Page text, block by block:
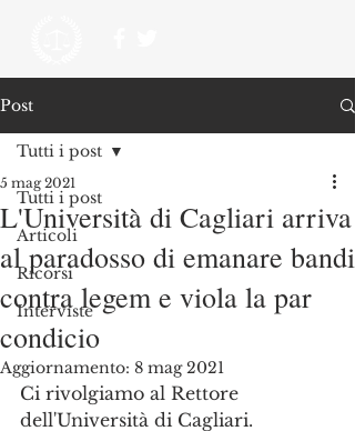
Post
Tutti i post
Articoli
Ricorsi
Interviste
Tutti i post
L'Università di Cagliari arriva
al paradosso di emanare bandi
contra legem e viola la par
condicio
5 mag 2021
Aggiornamento: 8 mag 2021
Ci rivolgiamo al Rettore
dell'Università di Cagliari.